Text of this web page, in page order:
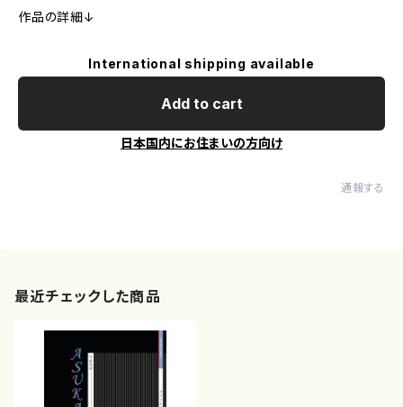
作品の詳細↓
International shipping available
Add to cart
日本国内にお住まいの方向け
通報する
最近チェックした商品